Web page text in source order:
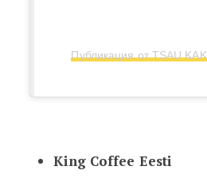
Публикация от TSAU
King Coffee Eesti